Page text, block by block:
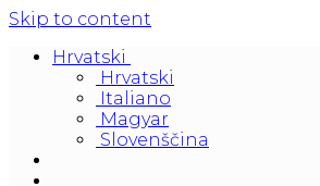
Skip to content
Hrvatski
Hrvatski
Italiano
Magyar
Slovenščina